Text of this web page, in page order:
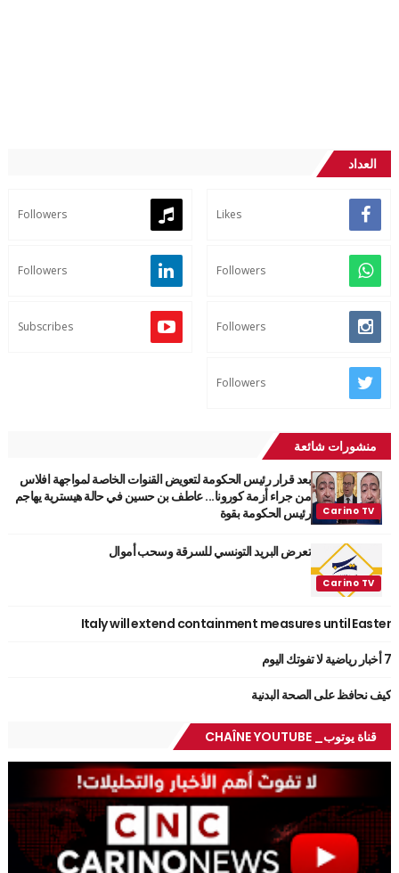
العداد
Likes
Followers
Followers
Followers
Followers
Subscribes
Followers
منشورات شائعة
بعد قرار رئيس الحكومة لتعويض القنوات الخاصة لمواجهة افلاس
من جراء أزمة كورونا... عاطف بن حسين في حالة هيسترية يهاجم
رئيس الحكومة بقوة
تعرض البريد التونسي للسرقة وسحب أموال
Italy will extend containment measures until Easter
7 أخبار رياضية لا تفوتك اليوم
كيف نحافظ على الصحة البدنية
قناة يوتوب_ CHAÎNE YOUTUBE